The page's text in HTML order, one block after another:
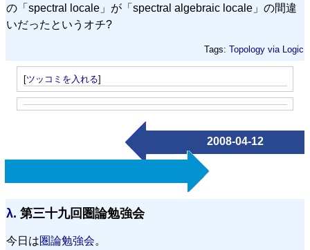
の「spectral locale」が「spectral algebraic locale」の間違
いだったというオチ?
Tags: Topology via Logic
[ツッコミを入れる]
2008-04-12
λ. 第三十九回圏論勉強会
今日は圏論勉強会。